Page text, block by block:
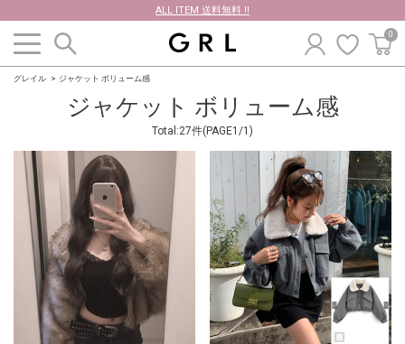
ALL ITEM 送料無料 !!
0
グレイル ジャケット ボリューム感
ジャケット ボリューム感
Total:27件(PAGE1/1)